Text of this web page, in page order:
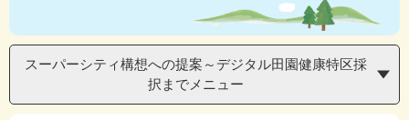
スーパーシティ構想への提案～デジタル田園健康特区採
択までメニュー